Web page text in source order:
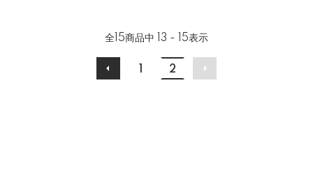
全 15商品中 13 - 15表示
2